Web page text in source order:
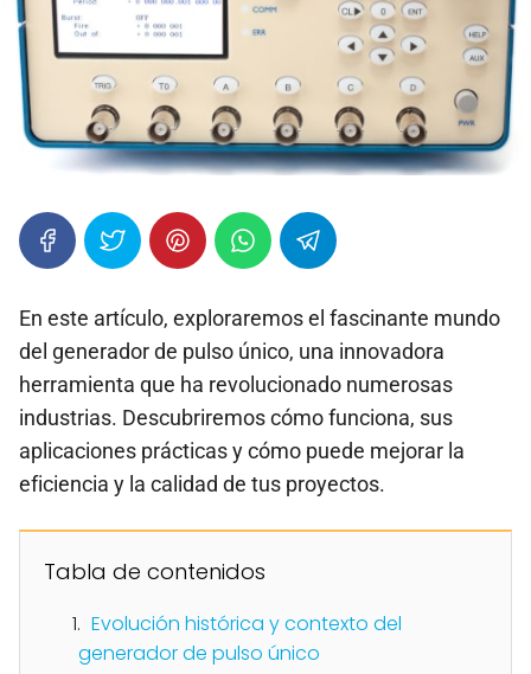
En este artículo, exploraremos el fascinante mundo
del generador de pulso único, una innovadora
herramienta que ha revolucionado numerosas
industrias. Descubriremos cómo funciona, sus
aplicaciones prácticas y cómo puede mejorar la
eficiencia y la calidad de tus proyectos.
Tabla de contenidos
Evolución histórica y contexto del
generador de pulso único